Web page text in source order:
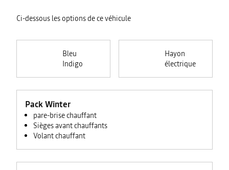
Ci-dessous les options de ce véhicule
Bleu
Indigo
Pack Winter
pare-brise chauffant
Sièges avant chauffants
Volant chauffant
Hayon
électrique